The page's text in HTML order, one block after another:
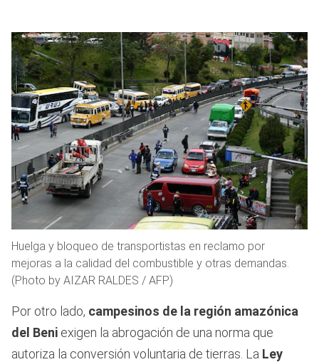
Huelga y bloqueo de transportistas en reclamo por
mejoras a la calidad del combustible y otras demandas.
(Photo by AIZAR RALDES / AFP)
Por otro lado, campesinos de la región amazónica
del Beni exigen la abrogación de una norma que
autoriza la conversión voluntaria de tierras. La Ley